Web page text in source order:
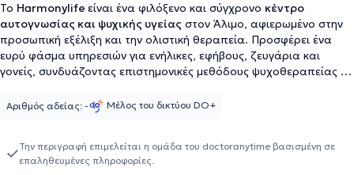
Το Harmonylife είναι ένα φιλόξενο και σύγχρονο κέντρο
αυτογνωσίας και ψυχικής υγείας στον Άλιμο, αφιερωμένο στην
προσωπική εξέλιξη και την ολιστική θεραπεία. Προσφέρει ένα
ευρύ φάσμα υπηρεσιών για ενήλικες, εφήβους, ζευγάρια και
γονείς, συνδυάζοντας επιστημονικές μεθόδους ψυχοθεραπείας με
προσέγγιση του Harmonylife βασίζεται στη συνθετική
ενσωματώνονται τεχνικές όπως η κλινική ύπνωση, το breathwork,
ο διαλογισμός mindfulness, το sound healing και η θετική
Αριθμός αδείας: - Μέλος του δικτύου DO+
Την περιγραφή επιμελείται η ομάδα του doctoranytime βασισμένη σε
επαληθευμένες πληροφορίες.